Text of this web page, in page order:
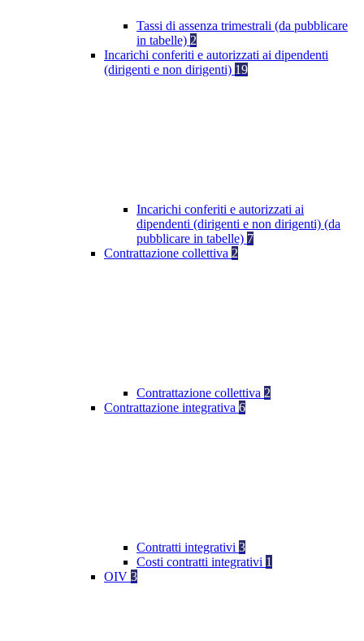
Tassi di assenza trimestrali (da pubblicare
in tabelle) 2
Incarichi conferiti e autorizzati ai dipendenti
(dirigenti e non dirigenti) 19
Incarichi conferiti e autorizzati ai
dipendenti (dirigenti e non dirigenti) (da
pubblicare in tabelle) 7
Contrattazione collettiva 2
Contrattazione collettiva 2
Contrattazione integrativa 6
Contratti integrativi 3
Costi contratti integrativi 1
OIV 3